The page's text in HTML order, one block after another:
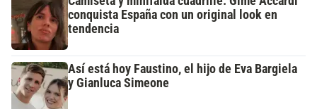
conquista España con un original look en
tendencia
Así está hoy Faustino, el hijo de Eva Bargiela
y Gianluca Simeone